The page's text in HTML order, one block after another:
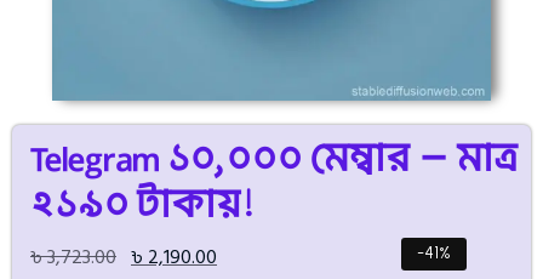
Telegram ১০,০০০ মেম্বার – মাত্র
২১৯০ টাকায়!
৳3,723.00 ৳2,190.00 -41%